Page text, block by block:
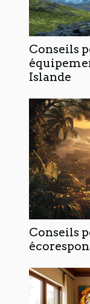
Conseils
Islande
Conseils